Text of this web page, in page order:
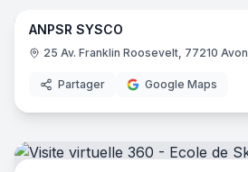
ANPSR SYSCO
25 Av. Franklin Roosevelt, 77210 Avon
Partager Google Maps